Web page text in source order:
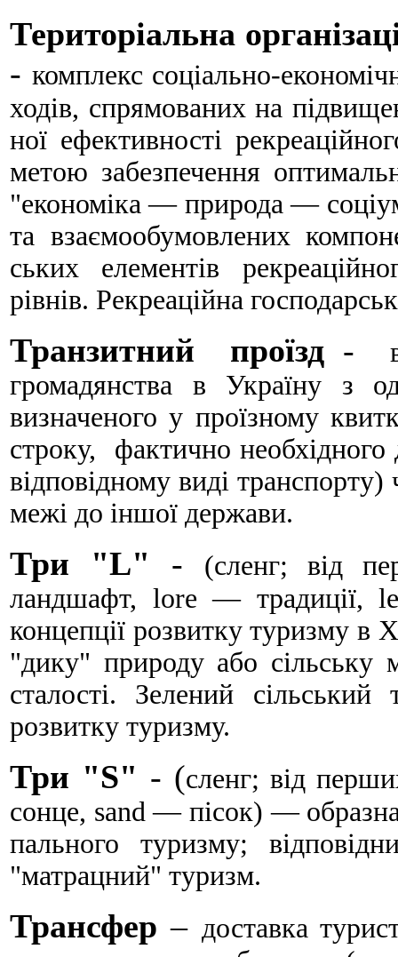
Територіальна
- комплекс соціально-
ходів, спрямованих на
ної ефективності
метою забезпечення
"економіка — природа —
та взаємообумовлених
ських елементів
рівнів. Рекреаційна
Транзитний проїзд -
громадянства в Україну з
визначеного у проїзному
строку, фактично необхідного
відповідному виді транспорту)
межі до іншої держави.
Три "L" -
(сленг; від
ландшафт, lore — традиції,
концепції розвитку туризму в
"дику" природу або сільську
сталості. Зелений
розвитку туризму.
Три "S" - (сленг; від
сон­це, sand — пісок) —
пального туризму;
"матрацний" туризм.
Трансфер – доставка